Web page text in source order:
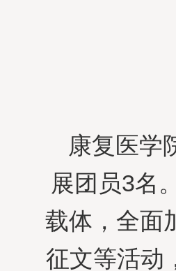
康复医学
展团员3名
载体，全面
征文等活动